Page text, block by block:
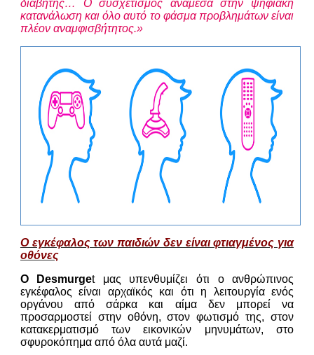
διαβήτης… Ο συσχετισμός ανάμεσα στην ψηφιακή
κατανάλωση και όλο αυτό το φάσμα προβλημάτων είναι
πλέον αναμφισβήτητος.»
Ο εγκέφαλος των παιδιών δεν είναι φτιαγμένος για
οθόνες
Ο Desmurget μας υπενθυμίζει ότι ο ανθρώπινος
εγκέφαλος είναι αρχαϊκός και ότι η λειτουργία ενός
οργάνου από σάρκα και αίμα δεν μπορεί να
προσαρμοστεί στην οθόνη, στον φωτισμό της, στον
κατακερματισμό των εικονικών μηνυμάτων, στο
σφυροκόπημα από όλα αυτά μαζί.